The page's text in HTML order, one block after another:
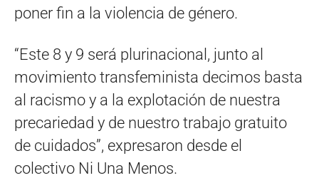
poner fin a la violencia de género.
“Este 8 y 9 será plurinacional, junto al
movimiento transfeminista decimos basta
al racismo y a la explotación de nuestra
precariedad y de nuestro trabajo gratuito
de cuidados”, expresaron desde el
colectivo Ni Una Menos.